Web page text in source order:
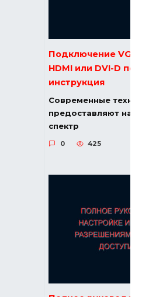
Подключение VGA
HDMI или DVI-D
инструкция
Современные
предоставляют нам
спектр
0 425